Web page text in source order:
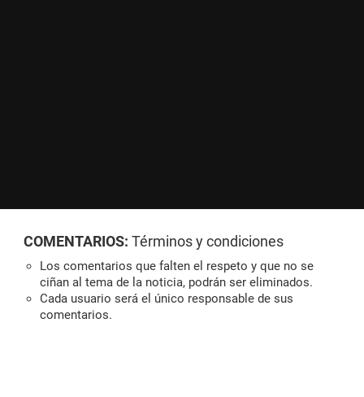
COMENTARIOS: Términos y condiciones
Los comentarios que falten el respeto y que no se
ciñan al tema de la noticia, podrán ser eliminados.
Cada usuario será el único responsable de sus
comentarios.